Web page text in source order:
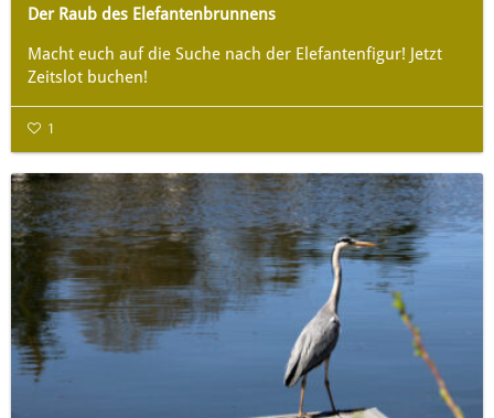
Der Raub des Elefantenbrunnens
Macht euch auf die Suche nach der Elefantenfigur! Jetzt
Zeitslot buchen!
1